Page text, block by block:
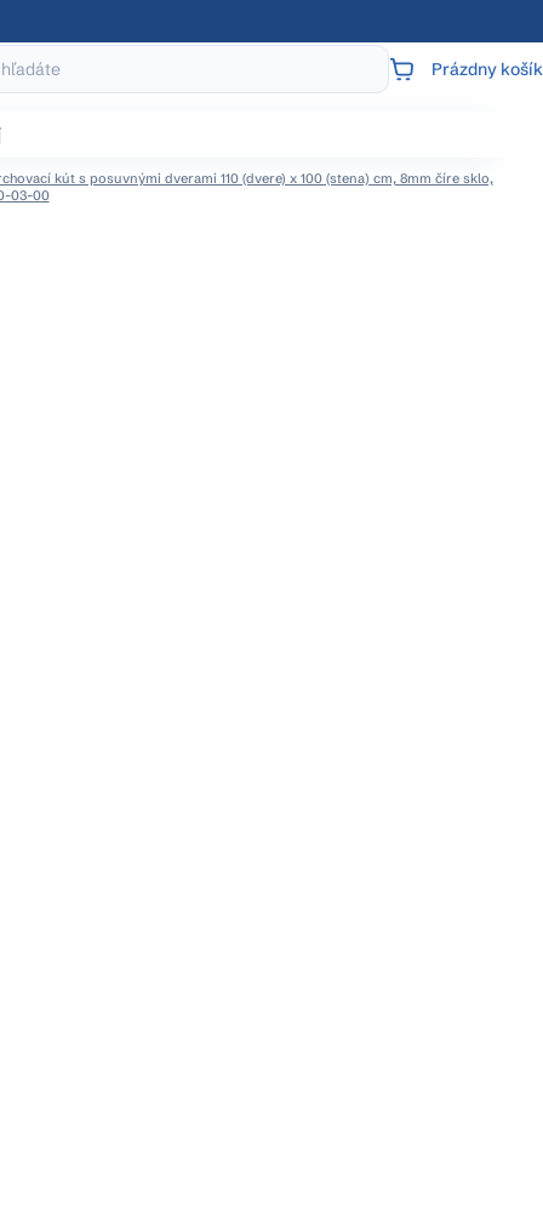
NÁKUPNÝ
Prázdny košík
kút s posuvnými dverami 110 (dvere) x 100 (stena) cm, 8mm číre sklo,
03-00